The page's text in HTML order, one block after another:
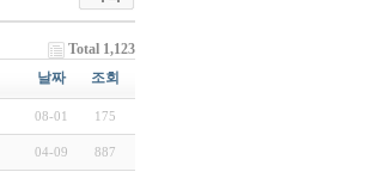
Total 1,123
날짜 조회
08-01 175
04-09 887